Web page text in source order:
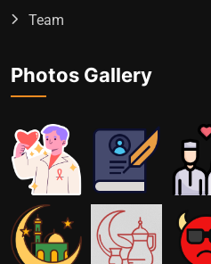
Team
Photos Gallery